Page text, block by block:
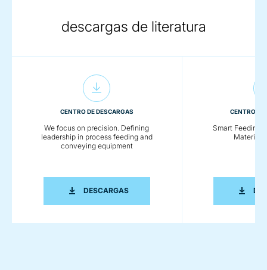
descargas de literatura
CENTRO DE DESCARGAS
We focus on precision. Defining
leadership in process feeding and
conveying equipment
DESCARGASWE FOCUS ON PRECISION. DEFINING
CENTRO DE
Smart Feeding
Material